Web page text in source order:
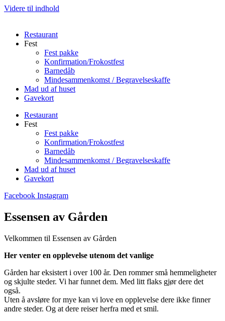
Videre til indhold
Restaurant
Fest
Fest pakke
Konfirmation/Frokostfest
Barnedåb
Mindesammenkomst / Begravelseskaffe
Mad ud af huset
Gavekort
Restaurant
Fest
Fest pakke
Konfirmation/Frokostfest
Barnedåb
Mindesammenkomst / Begravelseskaffe
Mad ud af huset
Gavekort
Facebook Instagram
Essensen av Gården
Velkommen til Essensen av Gården
Her venter en opplevelse utenom det vanlige
Gården har eksistert i over 100 år. Den rommer små hemmeligheter
og skjulte steder. Vi har funnet dem. Med litt flaks gjør dere det
også.
Uten å avsløre for mye kan vi love en opplevelse dere ikke finner
andre steder. Og at dere reiser herfra med et smil.